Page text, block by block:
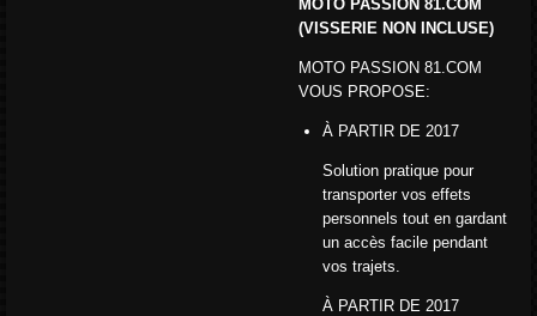
MOTO PASSION 81.COM
(VISSERIE NON INCLUSE)
MOTO PASSION 81.COM
VOUS PROPOSE:
À PARTIR DE 2017
Solution pratique pour
transporter vos effets
personnels tout en gardant
un accès facile pendant
vos trajets.
À PARTIR DE 2017